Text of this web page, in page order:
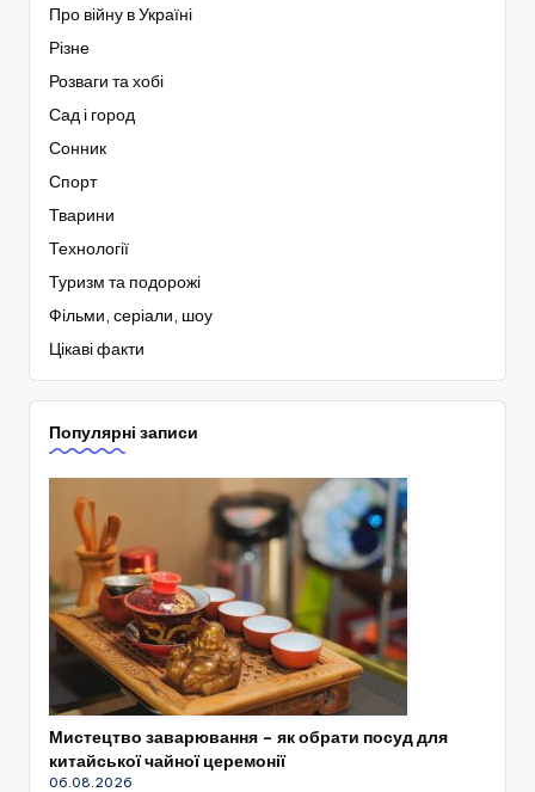
Про війну в Україні
Різне
Розваги та хобі
Сад і город
Сонник
Спорт
Тварини
Технології
Туризм та подорожі
Фільми, серіали, шоу
Цікаві факти
Популярні записи
Мистецтво заварювання – як обрати посуд для
китайської чайної церемонії
06.08.2026